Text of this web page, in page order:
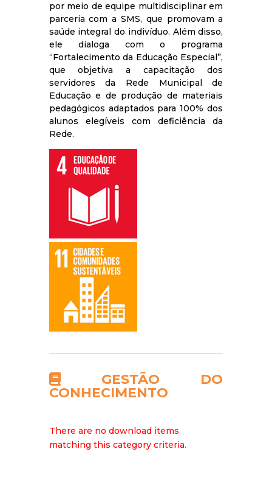
por meio de equipe multidisciplinar em
parceria com a SMS, que promovam a
saúde integral do indivíduo. Além disso,
ele dialoga com o programa
“Fortalecimento da Educação Especial”,
que objetiva a capacitação dos
servidores da Rede Municipal de
Educação e de produção de materiais
pedagógicos adaptados para 100% dos
alunos elegíveis com deficiência da
Rede.
GESTÃO DO
CONHECIMENTO
There are no download items
matching this category criteria.